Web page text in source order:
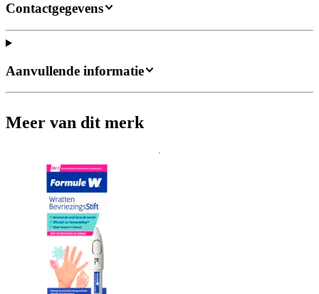
Contactgegevens
Aanvullende informatie
Meer van dit merk